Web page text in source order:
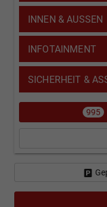
INNEN & AUSSEN
INFOTAINMENT
SICHERHEIT &
995